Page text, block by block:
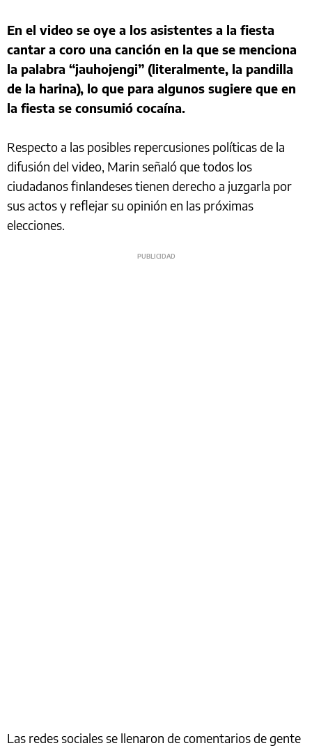
En el video se oye a los asistentes a la fiesta
cantar a coro una canción en la que se menciona
la palabra “jauhojengi” (literalmente, la pandilla
de la harina), lo que para algunos sugiere que en
la fiesta se consumió cocaína.
Respecto a las posibles repercusiones políticas de la
difusión del video, Marin señaló que todos los
ciudadanos finlandeses tienen derecho a juzgarla por
sus actos y reflejar su opinión en las próximas
elecciones.
Las redes sociales se llenaron de comentarios de gente